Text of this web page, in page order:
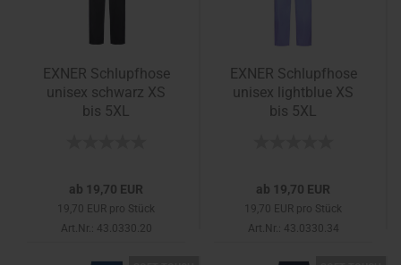
EXNER Schlupfhose
unisex schwarz XS
bis 5XL
ab 19,70 EUR
19,70 EUR pro Stück
Art.Nr.: 43.0330.20
EXNER Schlupfhose
unisex lightblue XS
bis 5XL
ab 19,70 EUR
19,70 EUR pro Stück
Art.Nr.: 43.0330.34